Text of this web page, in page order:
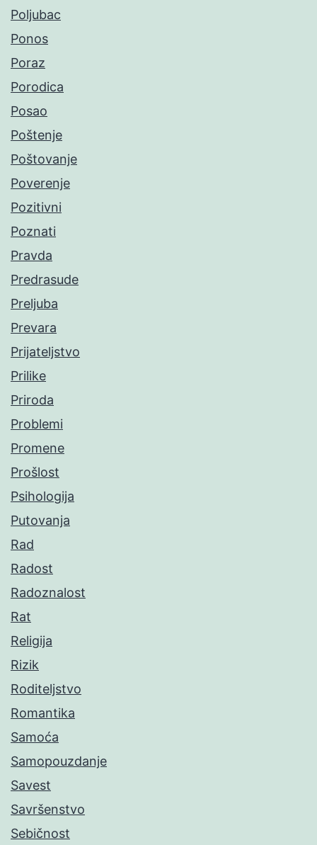
Poljubac
Ponos
Poraz
Porodica
Posao
Poštenje
Poštovanje
Poverenje
Pozitivni
Poznati
Pravda
Predrasude
Preljuba
Prevara
Prijateljstvo
Prilike
Priroda
Problemi
Promene
Prošlost
Psihologija
Putovanja
Rad
Radost
Radoznalost
Rat
Religija
Rizik
Roditeljstvo
Romantika
Samoća
Samopouzdanje
Savest
Savršenstvo
Sebičnost